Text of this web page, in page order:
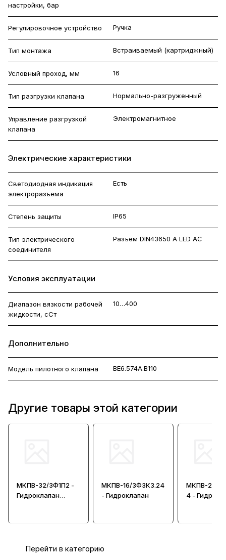
настройки, бар
Регулировочное устройство Ручка
Тип монтажа Встраиваемый (картриджный)
Условный проход, мм 16
Тип разгрузки клапана Нормально-разгруженный
Управление разгрузкой
клапана
Электромагнитное
Электрические характеристики
Светодиодная индикация
электроразъема
Есть
Степень защиты IP65
Тип электрического
соединителя
Разъем DIN43650 A LED AC
Условия эксплуатации
Диапазон вязкости рабочей
жидкости, сСт
10…400
Дополнительно
Модель пилотного клапана ВЕ6.574А.В110
Другие товары этой категории
МКПВ-32/3Ф1П2 -
Гидроклапан
МКПВ-16/3Ф3К3.24
- Гидроклапан
МКПВ-25/
4 -
Перейти в категорию